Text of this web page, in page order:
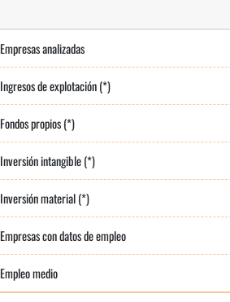
Empresas analizadas
Ingresos de explotación (*)
Fondos propios (*)
Inversión intangible (*)
Inversión material (*)
Empresas con datos de empleo
Empleo medio